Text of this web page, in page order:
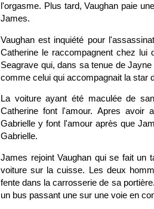
l'orgasme. Plus tard, Vaughan paie
James.
Vaughan est inquiété pour
Catherine le raccompagnent chez
Seagrave qui, dans sa tenue de
comme celui qui accompagnait la star
La voiture ayant été maculée de
Catherine font l'amour. Apres avoir
Gabrielle y font l'amour après que
Gabrielle.
James rejoint Vaughan qui se fait un
voiture sur la cuisse. Les deux
fente dans la carrosserie de sa
un bus passant une sur une voie en